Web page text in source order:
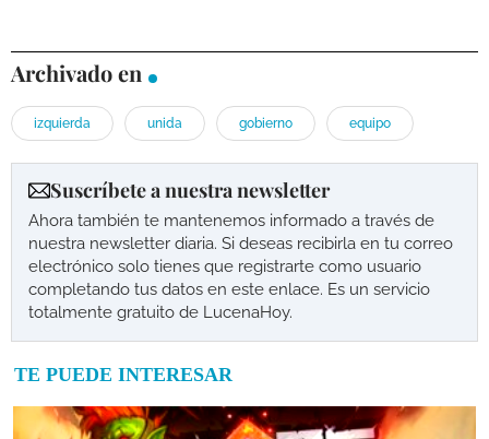
Archivado en
izquierda unida gobierno equipo
Suscríbete a nuestra newsletter
Ahora también te mantenemos informado a través de
nuestra newsletter diaria. Si deseas recibirla en tu correo
electrónico solo tienes que registrarte como usuario
completando tus datos en este enlace. Es un servicio
totalmente gratuito de LucenaHoy.
TE PUEDE INTERESAR